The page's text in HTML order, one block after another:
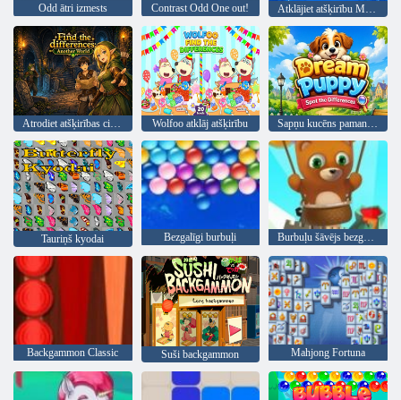
Odd ātri izmests Contrast Odd One out! Atklājiet atšķirību Mistiskās nāras
Atrodiet atšķirības citā pasaulē Wolfoo atklāj atšķirību Sapņu kucēns pamana atšķirības
Tauriņš kyodai Bezgalīgi burbuļi Burbuļu šāvējs bezgalīgs
Backgammon Classic Suši backgammon Mahjong Fortuna